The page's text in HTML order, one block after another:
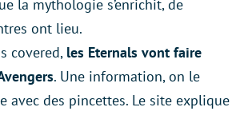
la mythologie s’enrichit, de
ont lieu.
covered, les Eternals vont faire
. Une information, on le
avec des pincettes. Le site explique